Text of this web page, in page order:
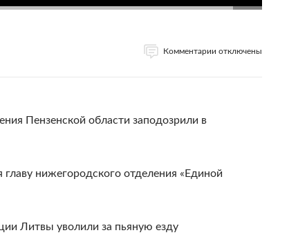
Комментарии отключены
Пензенской области заподозрили в
главу нижегородского отделения «Единой
Литвы уволили за пьяную езду